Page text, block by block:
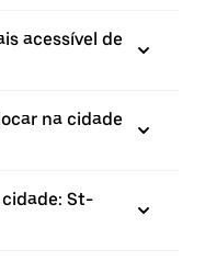
acessível de
na cidade
St-